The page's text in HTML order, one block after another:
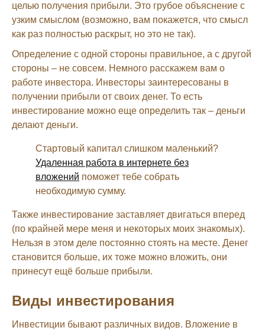
целью получения прибыли. Это грубое объяснение с
узким смыслом (возможно, вам покажется, что смысл
как раз полностью раскрыт, но это не так).
Определение с одной стороны правильное, а с другой
стороны – не совсем. Немного расскажем вам о
работе инвестора. Инвесторы заинтересованы в
получении прибыли от своих денег. То есть
инвестирование можно еще определить так – деньги
делают деньги.
Стартовый капитал слишком маленький?
Удаленная работа в интернете без
вложений поможет тебе собрать
необходимую сумму.
Также инвестирование заставляет двигаться вперед
(по крайней мере меня и некоторых моих знакомых).
Нельзя в этом деле постоянно стоять на месте. Денег
становится больше, их тоже можно вложить, они
принесут ещё больше прибыли.
Виды инвестирования
Инвестиции бывают различных видов. Вложение в